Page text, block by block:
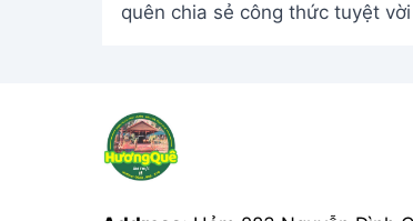
quên chia sẻ công thức tuyệt